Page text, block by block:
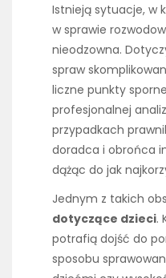
Istnieją sytuacje, w
w sprawie
nieodzowna.
spraw
liczne punkty
profesjonalnej
przypadkach
doradca i obrońca
dążąc do jak
Jednym z takich
dotyczące dzieci.
potrafią dojść do
sposobu